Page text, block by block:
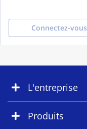
Connectez-
L'entreprise
Produits